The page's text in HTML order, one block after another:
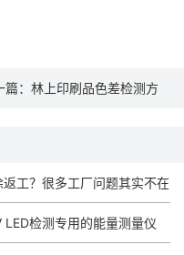
： 林上印刷品色差检测方
工？很多工厂问题其实不在
检测专用的能量测量仪